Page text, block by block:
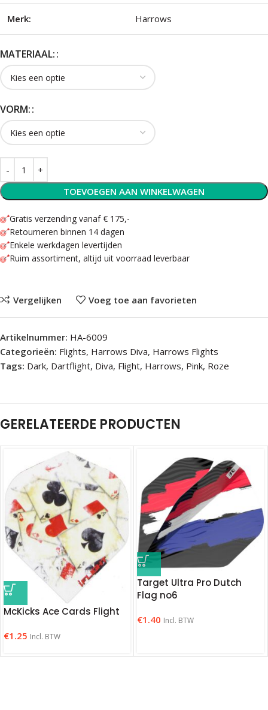
Merk: Harrows
MATERIAAL:
VORM:
TOEVOEGEN AAN WINKELWAGEN
Gratis verzending vanaf € 175,-
Retourneren binnen 14 dagen
Enkele werkdagen levertijden
Ruim assortiment, altijd uit voorraad leverbaar
Vergelijken Voeg toe aan favorieten
Artikelnummer: HA-6009
Categorieën: Flights, Harrows Diva, Harrows Flights
Tags: Dark, Dartflight, Diva, Flight, Harrows, Pink, Roze
GERELATEERDE PRODUCTEN
McKicks Ace Cards Flight
€1.25 Incl. BTW
Target Ultra Pro Dutch
Flag no6
€1.40 Incl. BTW